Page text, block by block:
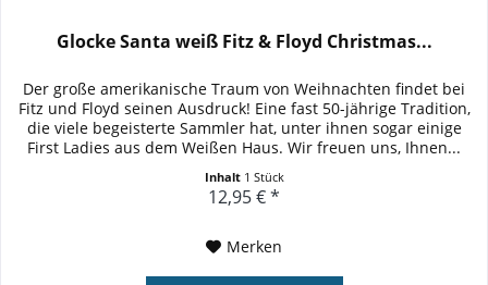
Glocke Santa weiß Fitz & Floyd Christmas...
Der große amerikanische Traum von Weihnachten findet bei
Fitz und Floyd seinen Ausdruck! Eine fast 50-jährige Tradition,
die viele begeisterte Sammler hat, unter ihnen sogar einige
First Ladies aus dem Weißen Haus. Wir freuen uns, Ihnen...
Inhalt 1 Stück
12,95 € *
Merken